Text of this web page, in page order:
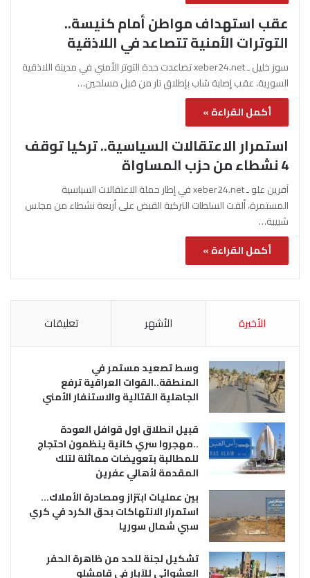
عقب استهداف مواطن أمام كنيسة..
التوترات الأمنية تتصاعد في اللاذقية
سوز خليل ـ xeber24.net تصاعدت حدة التوتر الأمني في مدينة اللاذقية
السورية، عقب إصابة شاب بإطلاق نار من قبل مسلحين…
أكمل القراءة »
استمرار الاعتقالات السياسية.. تركيا توقف
4 نشطاء من حزب المساواة
آفرين علو ـ xeber24.net في إطار حملة الاعتقالات السياسية
المستمرة، ألقت السلطات التركية القبض على أربعة نشطاء من مجلس
شبيبة…
أكمل القراءة »
الأخيرة الأشهر تعليقات
وسط تصعيد مستمر في
المنطقة..القوات العراقية ترفع
الجاهلية القتالية والاستنفار الأمني
قبيل انطلاق اول قوافل العودة
..مهجروا سري كانية ينظمون احتجاج
للمطالبة بتعويضات مماثلة لتلك
المقدمة لأهالي عفرين
بين عمليات ابتزاز ومصادرة الأملاك…
استمرار الانتهاكات بحق الكرد في كري
سبي شمال سوريا
تشكيل لجنة للحد من ظاهرة الحفر
العشوائي للآبار في قامشلو